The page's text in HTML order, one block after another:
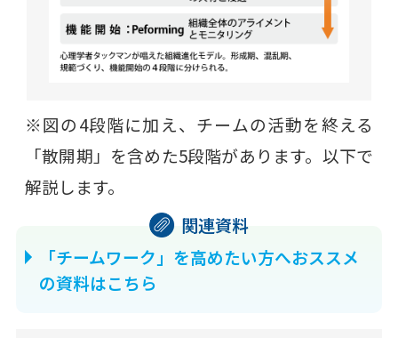
※図の4段階に加え、チームの活動を終える
「散開期」を含めた5段階があります。以下で
解説します。
「チームワーク」を高めたい方へおススメ
の資料はこちら